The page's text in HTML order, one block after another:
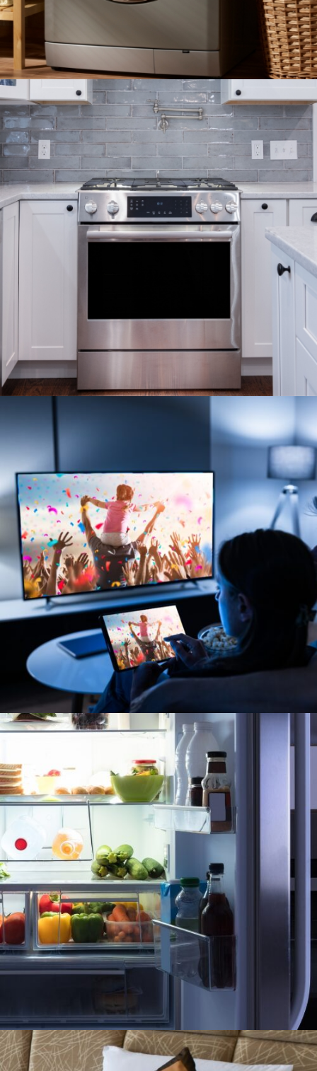
ESTUFAS
TELEVISORES
REFRIGERADORAS